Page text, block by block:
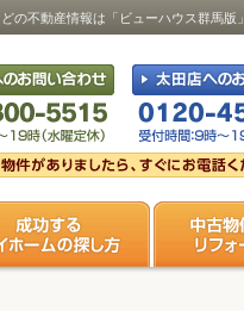
の不動産情報は「ビューハウス群馬版」